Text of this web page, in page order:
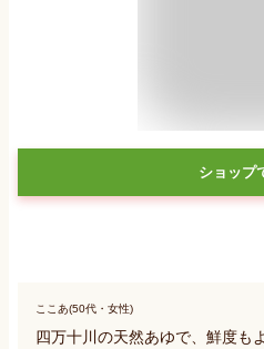
ショップ
ここあ(50代・女性)
四万十川の天然あゆで、鮮度も